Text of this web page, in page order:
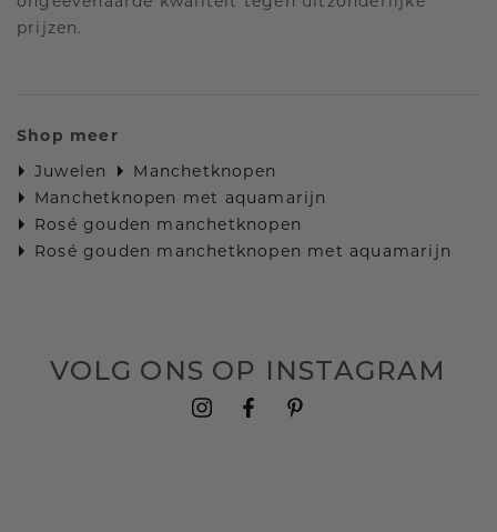
prijzen.
Shop meer
Juwelen
Manchetknopen
Manchetknopen met aquamarijn
Rosé gouden manchetknopen
Rosé gouden manchetknopen met aquamarijn
VOLG ONS OP INSTAGRAM